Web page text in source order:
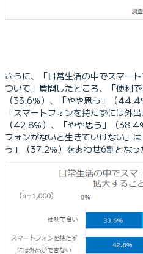
さらに、「日常生活の中でスマー
ついて」質問したところ、「便利
（33.6％）、「やや思う」（44.4
「スマートフォンを持たずには外
（42.8％）、「やや思う」（
フォンがないと生きていけない」
う」（37.2％）をあわせ6割となっ